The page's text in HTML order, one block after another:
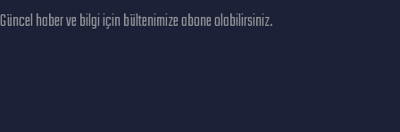
Güncel haber ve bilgi için bültenimize abone olabilirsiniz.